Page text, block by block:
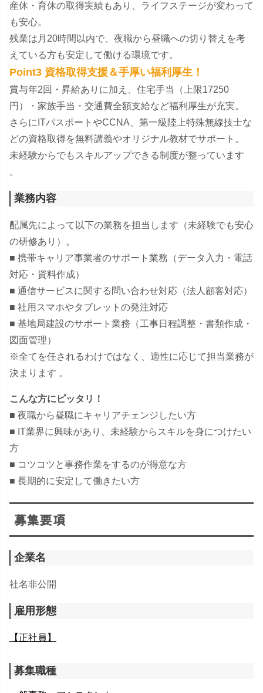
産休・育休の取得実績もあり、ライフステージが変わって
も安心。
残業は月20時間以内で、夜職から昼職への切り替えを考
えている方も安定して働ける環境です。
Point3 資格取得支援＆手厚い福利厚生！
賞与年2回・昇給ありに加え、住宅手当（上限17250
円）・家族手当・交通費全額支給など福利厚生が充実。
さらにITパスポートやCCNA、第一級陸上特殊無線技士な
どの資格取得を無料講義やオリジナル教材でサポート。
未経験からでもスキルアップできる制度が整っています
。
業務内容
配属先によって以下の業務を担当します（未経験でも安心
の研修あり）。
■ 携帯キャリア事業者のサポート業務（データ入力・電話
対応・資料作成）
■ 通信サービスに関する問い合わせ対応（法人顧客対応）
■ 社用スマホやタブレットの発注対応
■ 基地局建設のサポート業務（工事日程調整・書類作成・
図面管理）
※全てを任されるわけではなく、適性に応じて担当業務が
決まります 。
こんな方にピッタリ！
■ 夜職から昼職にキャリアチェンジしたい方
■ IT業界に興味があり、未経験からスキルを身につけたい
方
■ コツコツと事務作業をするのが得意な方
■ 長期的に安定して働きたい方
募集要項
企業名
社名非公開
雇用形態
【正社員】
募集職種